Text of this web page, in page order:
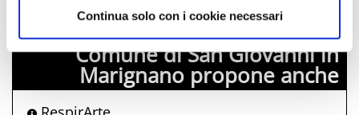
Continua solo con i cookie necessari
Comune di San Giovanni in
Marignano propone anche